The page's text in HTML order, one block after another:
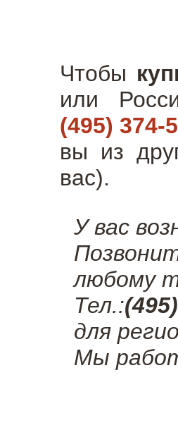
Чтобы
или
(495) 374-
вы из
вас).
У вас
любому
Тел.:
для
Мы